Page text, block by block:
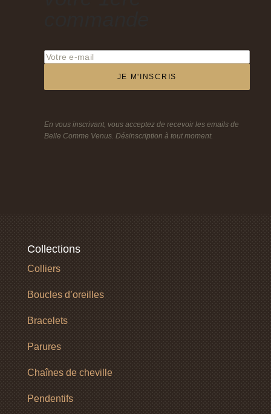
JE M'INSCRIS
En vous inscrivant, vous acceptez de recevoir les emails de
Belle Comme Venus. Désinscription à tout moment.
Collections
Colliers
Boucles d’oreilles
Bracelets
Parures
Chaînes de cheville
Pendentifs